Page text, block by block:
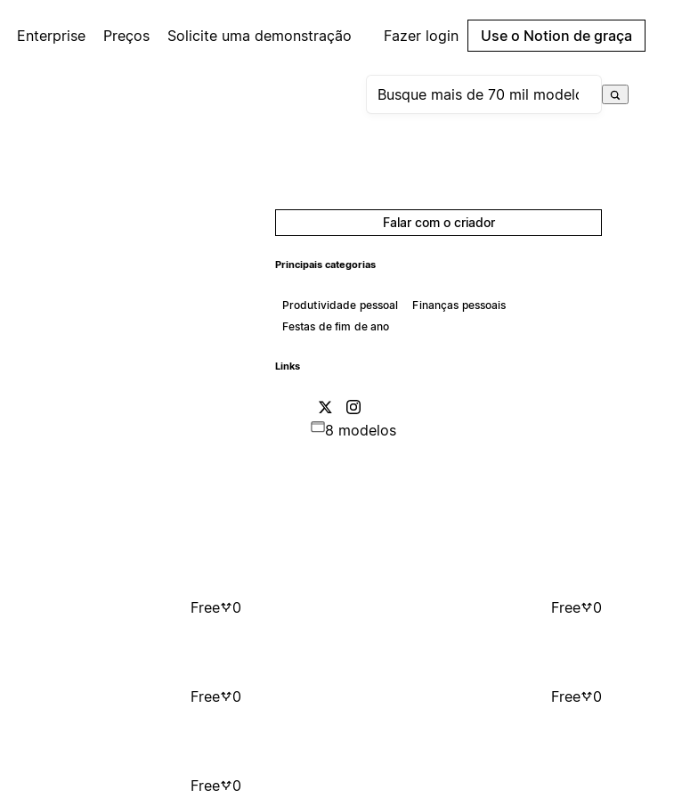
Enterprise Preços Solicite uma demonstração Fazer login Use o Notion de graça
Falar com o criador
Principais categorias
Produtividade pessoal
Finanças pessoais
Festas de fim de ano
Links
8 modelos
Free 0 Free 0
Free 0 Free 0
Free 0